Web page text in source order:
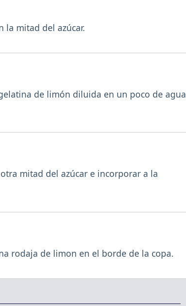
la mitad del azúcar.
de limón diluida en un poco de agua
mitad del azúcar e incorporar a la
rodaja de limon en el borde de la copa.